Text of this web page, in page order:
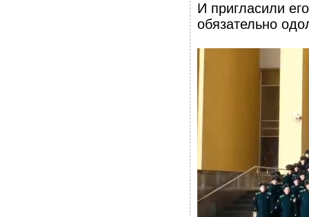
И пригласили
обязательно